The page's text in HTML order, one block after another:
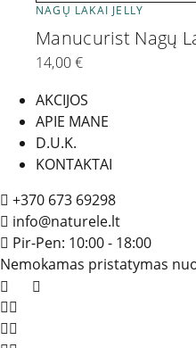
NAGŲ LAKAI JELLY
Manucurist Nagų
14,00€
AKCIJOS
APIE MANE
D.U.K.
KONTAKTAI
+370 673 69298
info@naturele.lt
Pir-Pen: 10:00 - 18:00
Nemokamas pristatymas